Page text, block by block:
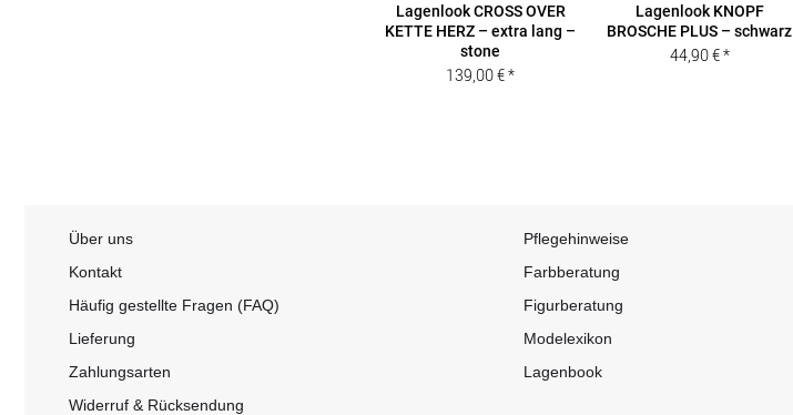
Lagenlook CROSS OVER
KETTE HERZ – extra lang –
stone
139,00€
Lagenlook KNOPF
BROSCHE PLUS – schwarz
44,90€
Über uns
Kontakt
Häufig gestellte Fragen (FAQ)
Lieferung
Zahlungsarten
Widerruf & Rücksendung
Pflegehinweise
Farbberatung
Figurberatung
Modelexikon
Lagenbook